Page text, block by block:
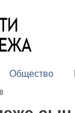
Общество